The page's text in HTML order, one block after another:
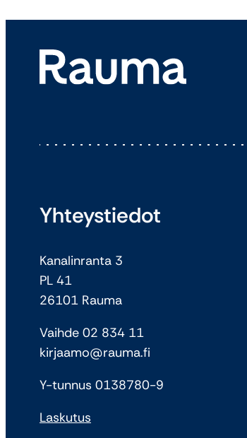
Yhteystiedot
Kanalinranta 3
PL 41
26101 Rauma
Vaihde 02 834 11
kirjaamo@rauma.fi
Y-tunnus 0138780-9
Laskutus